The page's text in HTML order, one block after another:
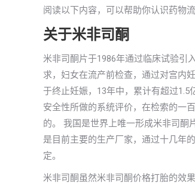
阅读以下内容，可以帮助你认识药物流
关于米非司酮
米非司酮片于1986年通过临床试验引
求，妇女在流产前检查，通过对宫内
于终止妊娠，13年中，累计有超过
安全性所做的系统评价，在检索的一
的。 我国是世界上唯一形成米非司酮
是目前主要的生产厂家，通过十几年
定。
米非司酮虽然米非司酮价格打胎的效